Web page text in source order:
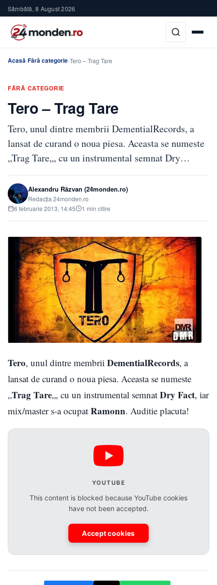
Sâmbătă, 8 August 2026
Acasă›Fără categorie›Tero – Trag Tare
FĂRĂ CATEGORIE
Tero – Trag Tare
Tero, unul dintre membrii DementialRecords, a
lansat de curand o noua piesa. Aceasta se numeste
„Trag Tare„, cu un instrumental semnat Dry…
Alexandru Răzvan (24monden.ro)
Redacția 24monden.ro
6 februarie 2013, 14:45
1 min citire
Tero, unul dintre membrii DementialRecords, a
lansat de curand o noua piesa. Aceasta se numeste
„Trag Tare„, cu un instrumental semnat Dry Fact, iar
mix/master s-a ocupat Ramonn. Auditie placuta!
YOUTUBE
This content is blocked because YouTube cookies
have not been accepted.
Accept cookies